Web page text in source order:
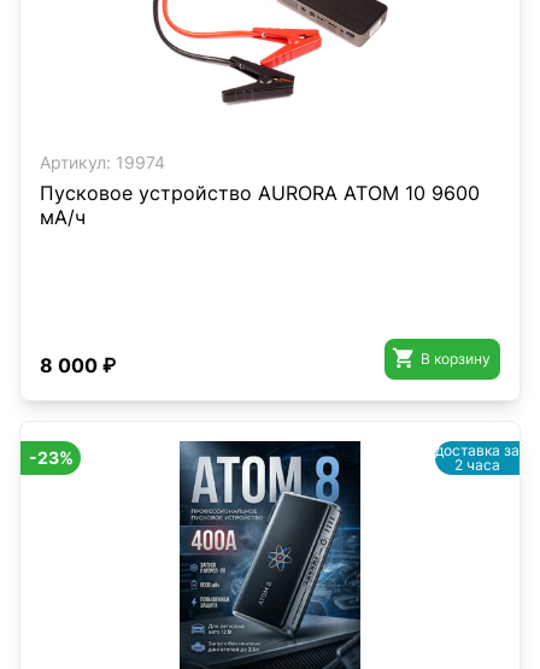
Артикул: 19974
Пусковое устройство AURORA ATOM 10 9600
мА/ч
8 000 ₽  В корзину
-23%
доставка за
2 часа